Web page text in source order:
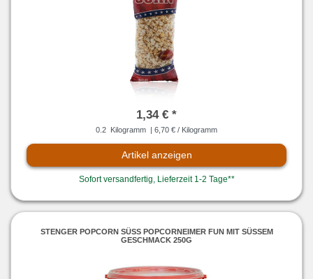
1,34 € *
0.2 Kilogramm | 6,70 € / Kilogramm
Artikel anzeigen
Sofort versandfertig, Lieferzeit 1-2 Tage**
STENGER POPCORN SÜSS POPCORNEIMER FUN MIT SÜSSEM GE
SCHMACK 250G